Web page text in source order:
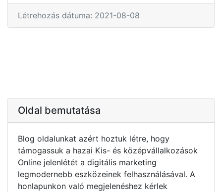
Létrehozás dátuma: 2021-08-08
Oldal bemutatása
Blog oldalunkat azért hoztuk létre, hogy
támogassuk a hazai Kis- és középvállalkozások
Online jelenlétét a digitális marketing
legmodernebb eszközeinek felhasználásával. A
honlapunkon való megjelenéshez kérlek